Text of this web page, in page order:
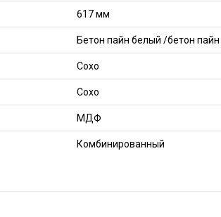
617 мм
Бетон пайн белый /бетон пайн
Сохо
Сохо
МДФ
Комбинированный